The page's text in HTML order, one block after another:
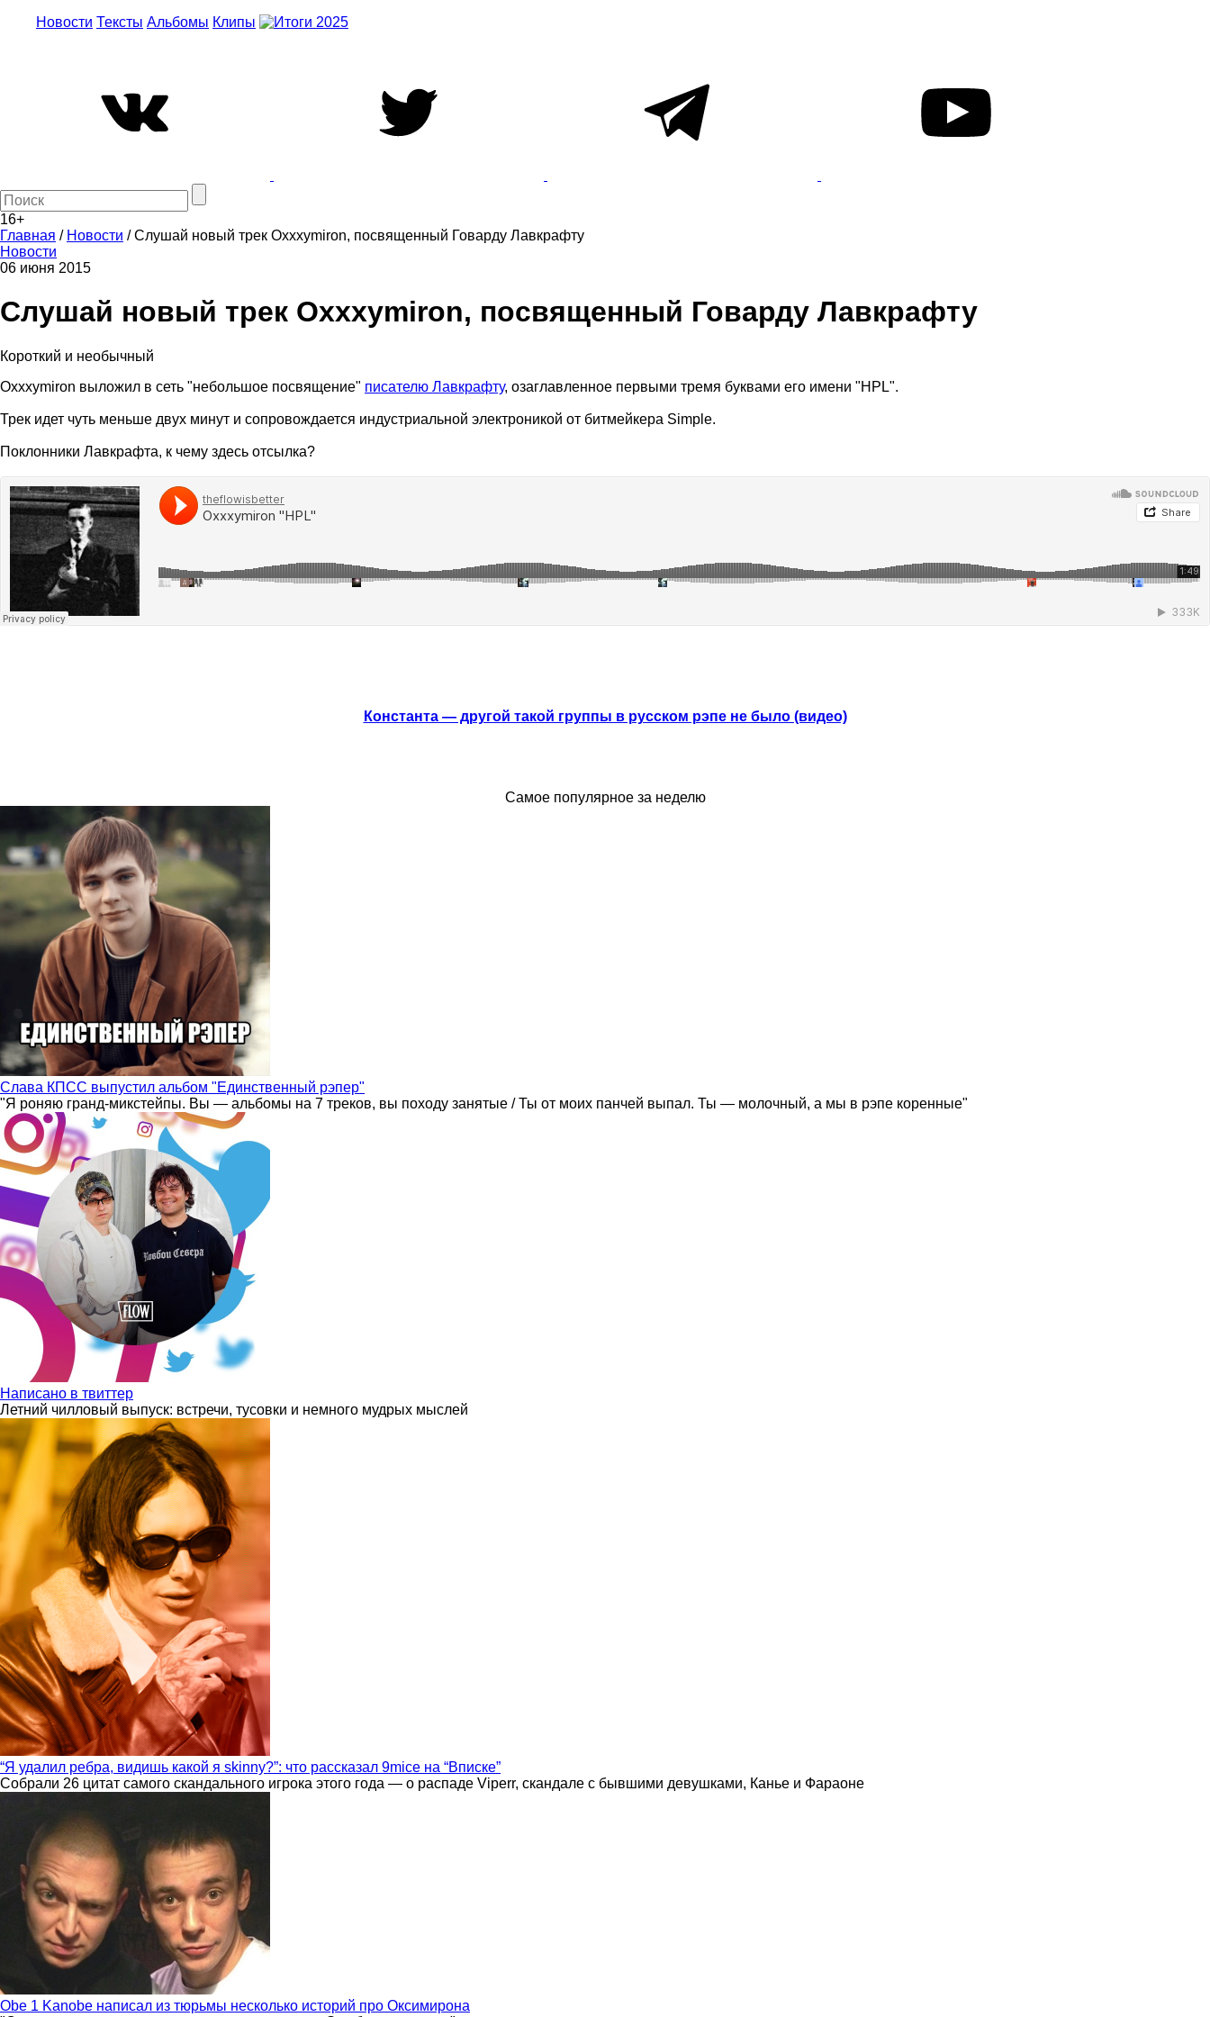
Новости Тексты Альбомы Клипы
16+
Главная / Новости /Слушай новый трек Oxxxymiron, посвященный Говарду Лавкрафту
Новости
06 июня 2015
Слушай новый трек Oxxxymiron, посвященный Говарду Лавкрафту
Короткий и необычный
Oxxxymiron выложил в сеть "небольшое посвящение" писателю Лавкрафту, озаглавленное первыми тремя буквами его имени "HPL".
Трек идет чуть меньше двух минут и сопровождается индустриальной электроникой от битмейкера Simple.
Поклонники Лавкрафта, к чему здесь отсылка?
Константа — другой такой группы в русском рэпе не было (видео)
Самое популярное за неделю
Слава КПСС выпустил альбом "Единственный рэпер"
"Я роняю гранд-микстейпы. Вы — альбомы на 7 треков, вы походу занятые / Ты от моих панчей выпал. Ты — молочный, а мы в рэпе коренные"
Написано в твиттер
Летний чилловый выпуск: встречи, тусовки и немного мудрых мыслей
“Я удалил ребра, видишь какой я skinny?”: что рассказал 9mice на “Вписке”
Собрали 26 цитат самого скандального игрока этого года — о распаде Viperr, скандале с бывшими девушками, Канье и Фараоне
Obe 1 Kanobe написал из тюрьмы несколько историй про Оксимирона